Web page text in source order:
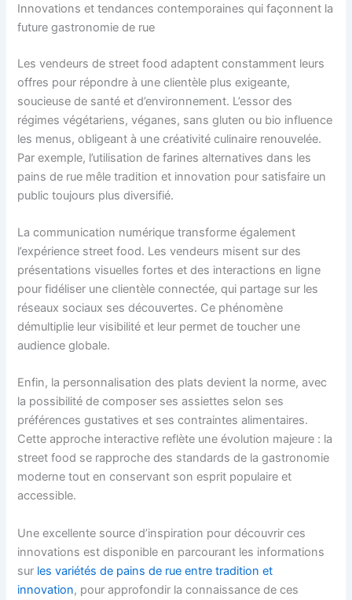
Innovations et tendances contemporaines qui façonnent la
future gastronomie de rue
Les vendeurs de street food adaptent constamment leurs
offres pour répondre à une clientèle plus exigeante,
soucieuse de santé et d’environnement. L’essor des
régimes végétariens, véganes, sans gluten ou bio influence
les menus, obligeant à une créativité culinaire renouvelée.
Par exemple, l’utilisation de farines alternatives dans les
pains de rue mêle tradition et innovation pour satisfaire un
public toujours plus diversifié.
La communication numérique transforme également
l’expérience street food. Les vendeurs misent sur des
présentations visuelles fortes et des interactions en ligne
pour fidéliser une clientèle connectée, qui partage sur les
réseaux sociaux ses découvertes. Ce phénomène
démultiplie leur visibilité et leur permet de toucher une
audience globale.
Enfin, la personnalisation des plats devient la norme, avec
la possibilité de composer ses assiettes selon ses
préférences gustatives et ses contraintes alimentaires.
Cette approche interactive reflète une évolution majeure : la
street food se rapproche des standards de la gastronomie
moderne tout en conservant son esprit populaire et
accessible.
Une excellente source d’inspiration pour découvrir ces
innovations est disponible en parcourant les informations
sur les variétés de pains de rue entre tradition et
innovation, pour approfondir la connaissance de ces